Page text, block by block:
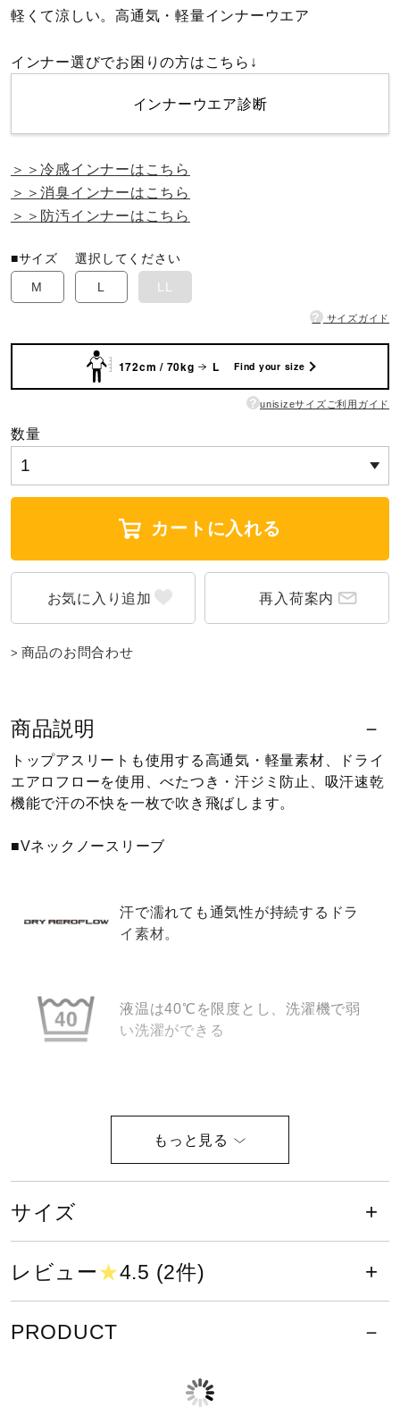
柔道
ワーキング
ウォーキングシューズ
インナー
寝具／ミズノスリープ
サポーター
健康／エクササイズ
メディカル
コラボ／ライセンス
サポート
取扱店一覧
軽くて涼しい。高通気・軽量インナーウエア
インナー選びでお困りの方はこちら↓
インナーウエア診断
＞＞冷感インナーはこちら
＞＞消臭インナーはこちら
＞＞防汚インナーはこちら
■サイズ選択してください
M
L LL
? サイズガイド
172cm / 70kg L Find your size
? unisizeサイズご利用ガイド
数量
カートに入れる
再入荷案内
商品のお問合わせ
商品説明
トップアスリートも使用する高通気・軽量素材、ドライ
エアロフローを使用、べたつき・汗ジミ防止、吸汗速乾
機能で汗の不快を一枚で吹き飛ばします。
■Vネックノースリーブ
汗で濡れても通気性が持続するドラ
イ素材。
液温は40℃を限度とし、洗濯機で弱
い洗濯ができる
塩素系及び酸素系漂白剤の使用禁止
タンブル乾燥禁止
ン仕上げができる
サイズ
レビュー★4.5 (2件)
PRODUCT